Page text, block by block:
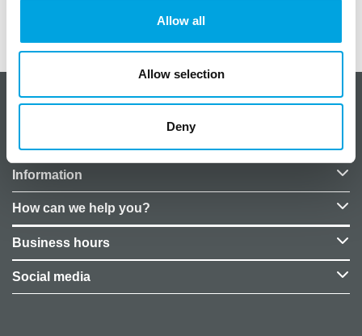
Allow all
Allow selection
Deny
About CakeSupplies Nordics
Information
How can we help you?
Business hours
Social media